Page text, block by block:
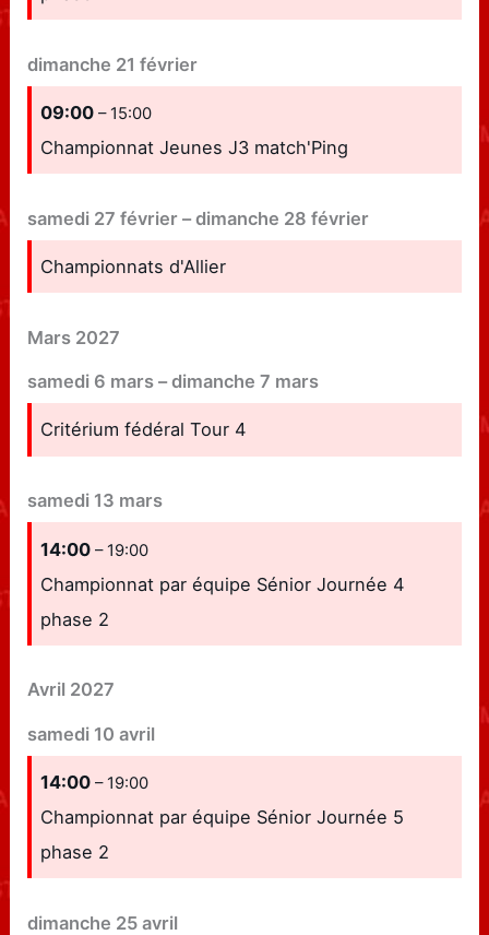
dimanche 21 février
09:00– 15:00
Championnat Jeunes J3 match'Ping
samedi 27 février –dimanche 28 février
Championnats d'Allier
Mars 2027
samedi 6 mars –dimanche 7 mars
Critérium fédéral Tour 4
samedi 13 mars
14:00– 19:00
Championnat par équipe Sénior Journée 4
phase 2
Avril 2027
samedi 10 avril
14:00– 19:00
Championnat par équipe Sénior Journée 5
phase 2
dimanche 25 avril